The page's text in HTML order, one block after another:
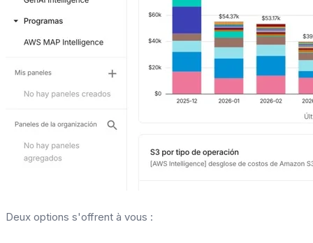
Deux options s'offrent à vous :